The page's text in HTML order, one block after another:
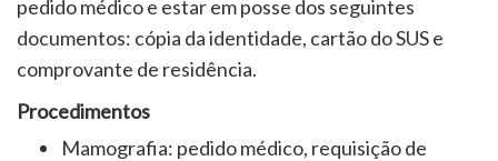
pedido médico e estar em posse dos seguintes
documentos: cópia da identidade, cartão do SUS e
comprovante de residência.
Procedimentos
Mamografia: pedido médico, requisição de